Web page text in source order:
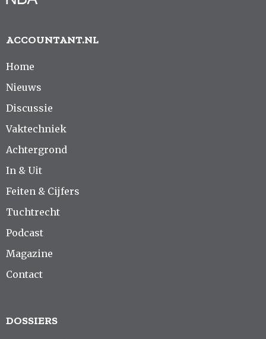
ACCOUNTANT.NL
Home
Nieuws
Discussie
Vaktechniek
Achtergrond
In & Uit
Feiten & Cijfers
Tuchtrecht
Podcast
Magazine
Contact
DOSSIERS